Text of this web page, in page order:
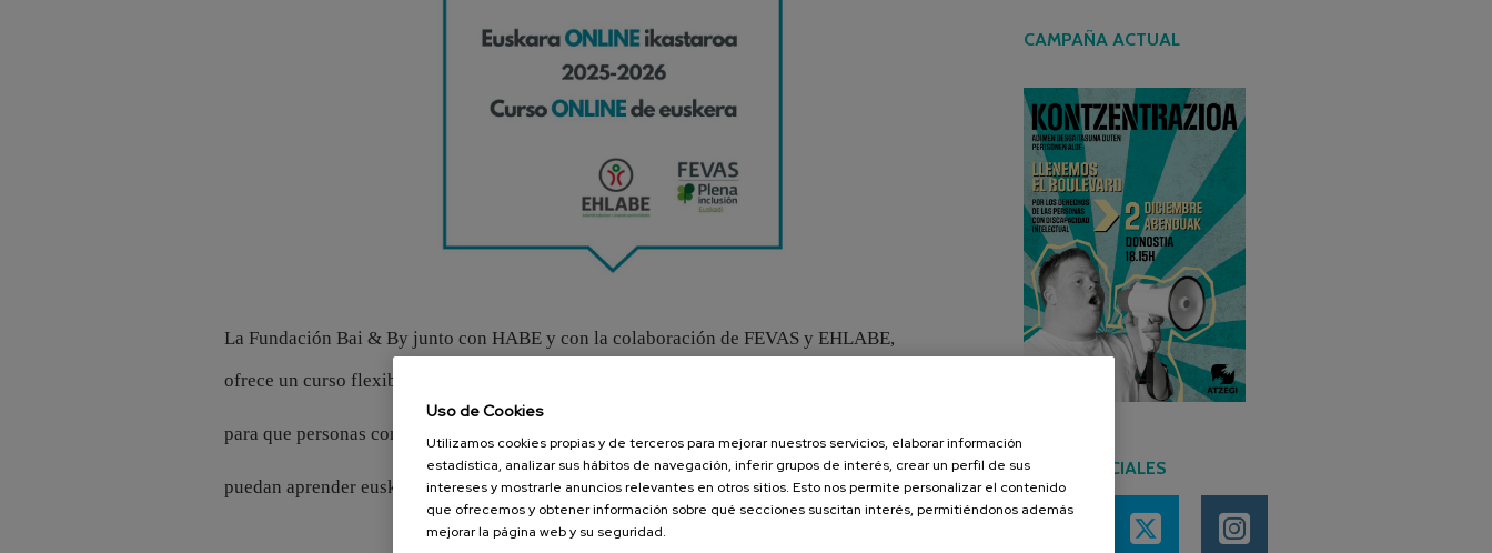
La Fundación Bai & By junto con HABE y con la colaboración de FEVAS y EHLABE,
ofrece un curso flexible y adaptado,
para que personas con discapacidad intelectual
puedan aprender euskera online.
CAMPAÑA ACTUAL
REDES SOCIALES
Uso de Cookies
Utilizamos cookies propias y de terceros para mejorar nuestros servicios, elaborar información
estadística, analizar sus hábitos de navegación, inferir grupos de interés, crear un perfil de sus
intereses y mostrarle anuncios relevantes en otros sitios. Esto nos permite personalizar el contenido
que ofrecemos y obtener información sobre qué secciones suscitan interés, permitiéndonos además
mejorar la página web y su seguridad.